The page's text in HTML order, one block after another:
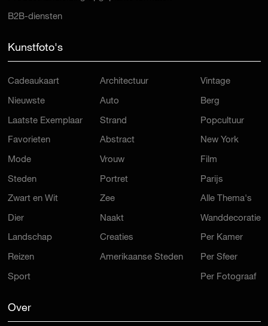
B2B-diensten
Kunstfoto's
Cadeaukaart
Nieuwste
Laatste Exemplaar
Favorieten
Mode
Steden
Zwart en Wit
Dier
Landschap
Reizen
Sport
Architectuur
Auto
Strand
Abstract
Vrouw
Portret
Zee
Naakt
Creaties
Amerikaanse Steden
Vintage
Berg
Popcultuur
New York
Film
Parijs
Alle Thema's
Wanddecoratie
Per Kamer
Per Sfeer
Per Fotograaf
Over